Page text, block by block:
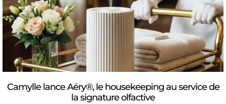
Camylle lance Aéry®, le housekeeping au service de
la signature olfactive